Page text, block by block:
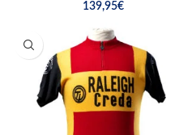
139,95€